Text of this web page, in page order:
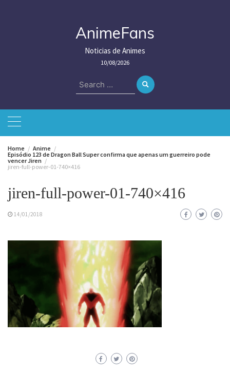
AnimeFans
Noticias de Animes
10/08/2026
Search
for:
Home
Anime
Episódio 123 de Dragon Ball Super confirma que apenas um guerreiro pode
vencer Jiren
jiren-full-power-01-740×416
jiren-full-power-01-740×416
14/01/2018